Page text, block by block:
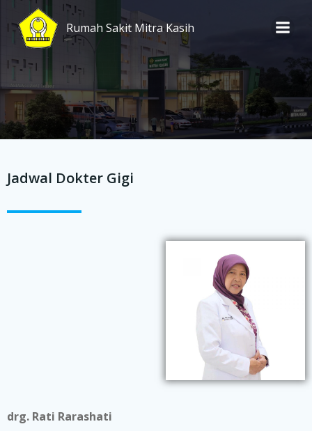
to
content
Rumah Sakit Mitra Kasih
Jadwal Dokter Gigi
drg. Rati Rarashati